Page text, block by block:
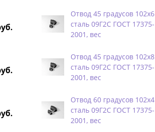
Отвод 45 градусов 102х6
сталь 09Г2С ГОСТ 17375-
2001, вес
Отвод 45 градусов 102х8
сталь 09Г2С ГОСТ 17375-
2001, вес
Отвод 60 градусов 102х4
сталь 09Г2С ГОСТ 17375-
2001, вес